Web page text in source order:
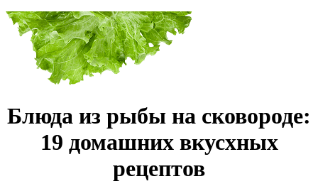
Блюда из рыбы на сковороде:
19 домашних вкусхных
рецептов